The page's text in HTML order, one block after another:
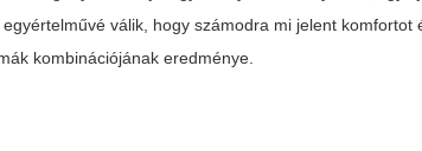
válik, hogy számodra mi jelent komfortot
kombinációjának eredménye.